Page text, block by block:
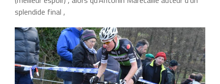
splendide final ,